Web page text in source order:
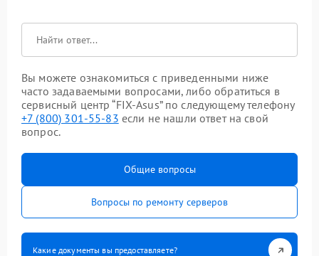
Вы можете ознакомиться с приведенными ниже
часто задаваемыми вопросами, либо обратиться в
сервисный центр “FIX-Asus” по следующему телефону
+7 (800) 301-55-83 если не нашли ответ на свой
вопрос.
Общие вопросы
Вопросы по ремонту серверов
Какие документы вы предоставляете?